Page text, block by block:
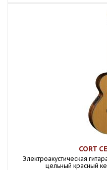
CORT
Электроакустическая
цельный красный